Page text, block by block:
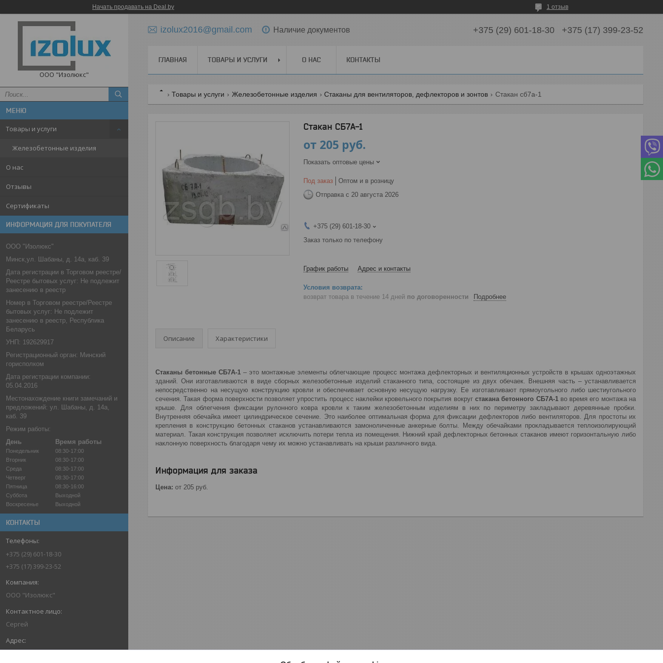
Начать продавать на Deal.by 1 отзыв
ООО "Изолюкс"
Товары и услуги
Железобетонные изделия
О нас
Отзывы
Сертификаты
ИНФОРМАЦИЯ ДЛЯ ПОКУПАТЕЛЯ
ООО "Изолюкс"
Минск,ул. Шабаны, д. 14а, каб. 39
Дата регистрации в Торговом реестре/
Реестре бытовых услуг: Не подлежит
занесению в реестр
Номер в Торговом реестре/Реестре
бытовых услуг: Не подлежит
занесению в реестр, Республика
Беларусь
УНП: 192629917
Регистрационный орган: Минский
горисполком
Дата регистрации компании:
05.04.2016
Местонахождение книги замечаний и
предложений: ул. Шабаны, д. 14а,
каб. 39
Режим работы:
День
Время работы
Понедельник
08:30-17:00
Вторник
08:30-17:00
Среда
08:30-17:00
Четверг
08:30-17:00
Пятница
08:30-16:00
Суббота
Выходной
Воскресенье
Выходной
КОНТАКТЫ
+375 (29) 601-18-30
+375 (17) 399-23-52
ООО "Изолюкс"
Сергей
ул. Шабаны, д. 14а, каб. 39, Минск,
izolux2016@gmail.com Наличие документов +375 (29) 601-18-30 +375 (17) 399-23-52
ГЛАВНАЯ ТОВАРЫ И УСЛУГИ О НАС КОНТАКТЫ
Товары и услуги Железобетонные изделия Стаканы для вентиляторов, дефлекторов и зонтов Стакан сб7а-1
Стакан СБ7А-1
от 205 руб.
Показать оптовые цены
Под заказ
Оптом и в розницу
Отправка с 20 августа 2026
+375 (29) 601-18-30
Заказ только по телефону
График работы Адрес и контакты
возврат товара в течение 14 дней по договоренности Подробнее
Описание Характеристики
Стаканы бетонные СБ7А-1 – это монтажные элементы облегчающие процесс монтажа дефлекторных и вентиляционных устройств в крышах одноэтажных
зданий. Они изготавливаются в виде сборных железобетонные изделий стаканного типа, состоящие из двух обечаек. Внешняя часть – устанавливается
непосредственно на несущую конструкцию кровли и обеспечивает основную несущую нагрузку. Ее изготавливают прямоугольного либо шестиугольного
сечения. Такая форма поверхности позволяет упростить процесс наклейки кровельного покрытия вокругстакана бетонного СБ7А-1во время его монтажа на
крыше. Для облегчения фиксации рулонного ковра кровли к таким железобетонным изделиям в них по периметру закладывают деревянные пробки.
Внутренняя обечайка имеет цилиндрическое сечение. Это наиболее оптимальная форма для фиксации дефлекторов либо вентиляторов. Для простоты их
крепления в конструкцию бетонных стаканов устанавливаются замоноличенные анкерные болты. Между обечайками прокладывается теплоизолирующий
материал. Такая конструкция позволяет исключить потери тепла из помещения. Нижний край дефлекторных бетонных стаканов имеют горизонтальную либо
наклонную поверхность благодаря чему их можно устанавливать на крыши различного вида.
Информация для заказа
Цена: от 205 руб.